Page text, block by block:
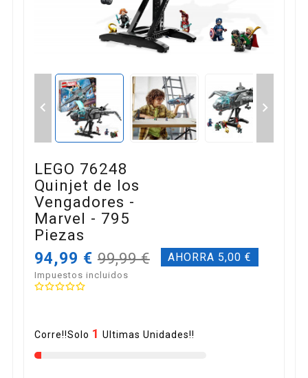
 
LEGO 76248
Quinjet de los
Vengadores -
Marvel - 795
Piezas
94,99 € 99,99 € AHORRA 5,00 €
Impuestos incluidos
Corre!!Solo 1 Ultimas Unidades!!